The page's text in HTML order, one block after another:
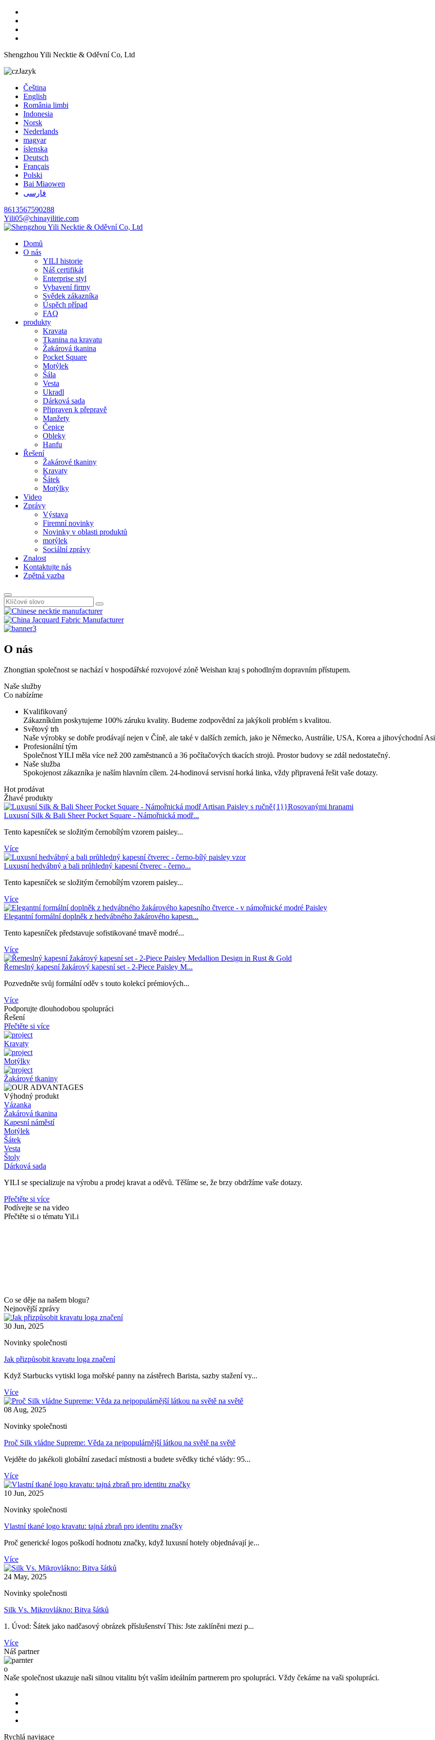
Shengzhou Yili Necktie & Oděvní Co, Ltd
Jazyk
Čeština
English
România limbi
Indonesia
Norsk
Nederlands
magyar
íslenska
Deutsch
Français
Polski
Bai Miaowen
فارسی
8613567590288
Yili05@chinayilitie.com
Domů
O nás
YILI historie
Náš certifikát
Enterprise styl
Vybavení firmy
Svědek zákazníka
Úspěch případ
FAQ
produkty
Kravata
Tkanina na kravatu
Žakárová tkanina
Pocket Square
Motýlek
Šála
Vesta
Ukradl
Dárková sada
Připraven k přepravě
Manžety
Čepice
Obleky
Hanfu
Řešení
Žakárové tkaniny
Kravaty
Šátek
Motýlky
Video
Zprávy
Výstava
Firemní novinky
Novinky v oblasti produktů
motýlek
Sociální zprávy
Znalost
Kontaktujte nás
Zpětná vazba
O nás
Zhongtian společnost se nachází v hospodářské rozvojové zóně Weishan kraj s pohodlným dopravním přístupem.
Naše služby
Co nabízíme
Kvalifikovaný
Zákazníkům poskytujeme 100% záruku kvality. Budeme zodpovědní za jakýkoli problém s kvalitou.
Světový trh
Naše výrobky se dobře prodávají nejen v Číně, ale také v dalších zemích, jako je Německo, Austrálie, USA, Korea a jihovýchodní
Profesionální tým
Společnost YILI měla více než 200 zaměstnanců a 36 počítačových tkacích strojů. Prostor budovy se zdál nedostatečný.
Naše služba
Spokojenost zákazníka je naším hlavním cílem. 24-hodinová servisní horká linka, vždy připravená řešit vaše dotazy.
Hot prodávat
Žhavé produkty
Luxusní Silk & Bali Sheer Pocket Square - Námořnická modř...
Tento kapesníček se složitým černobílým vzorem paisley...
Více
Luxusní hedvábný a bali průhledný kapesní čtverec - černo...
Tento kapesníček se složitým černobílým vzorem paisley...
Více
Elegantní formální doplněk z hedvábného žakárového kapesn...
Tento kapesníček představuje sofistikované tmavě modré...
Více
Řemeslný kapesní žakárový kapesní set - 2-Piece Paisley M...
Pozvedněte svůj formální oděv s touto kolekcí prémiových...
Více
Podporujte dlouhodobou spolupráci
Řešení
Přečtěte si více
Kravaty
Motýlky
Žakárové tkaniny
Výhodný produkt
Vázanka
Žakárová tkanina
Kapesní náměstí
Motýlek
Šátek
Vesta
Štoly
Dárková sada
YILI se specializuje na výrobu a prodej kravat a oděvů. Těšíme se, že brzy obdržíme vaše dotazy.
Přečtěte si více
Podívejte se na video
Přečtěte si o tématu YiLi
Co se děje na našem blogu?
Nejnovější zprávy
30 Jun, 2025
Novinky společnosti
Jak přizpůsobit kravatu loga značení
Když Starbucks vytiskl loga mořské panny na zástěrech Barista, sazby stažení vy...
Více
08 Aug, 2025
Novinky společnosti
Proč Silk vládne Supreme: Věda za nejpopulárnější látkou na světě na světě
Vejděte do jakékoli globální zasedací místnosti a budete svědky tiché vlády: 95...
Více
10 Jun, 2025
Novinky společnosti
Vlastní tkané logo kravatu: tajná zbraň pro identitu značky
Proč generické logos poškodí hodnotu značky, když luxusní hotely objednávají je...
Více
24 May, 2025
Novinky společnosti
Silk Vs. Mikrovlákno: Bitva šátků
1. Úvod: Šátek jako nadčasový obrázek příslušenství This: Jste zaklíněni mezi p...
Více
Náš partner
o
Naše společnost ukazuje naši silnou vitalitu být vaším ideálním partnerem pro spolupráci. Vždy čekáme na vaši spolupráci.
Rychlá navigace